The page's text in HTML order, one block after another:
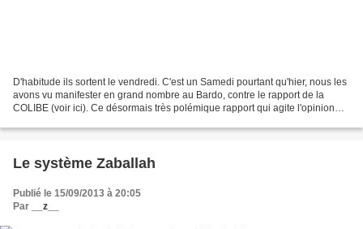
D'habitude ils sortent le vendredi. C'est un Samedi pourtant qu'hier, nous les
avons vu manifester en grand nombre au Bardo, contre le rapport de la
COLIBE (voir ici). Ce désormais très polémique rapport qui agite l'opinion
Le système Zaballah
Publié le 15/09/2013 à 20:05
Par
__z__